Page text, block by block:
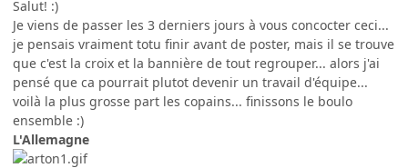
Salut! :)
Je viens de passer les 3 derniers jours à vous concocter ceci...
je pensais vraiment totu finir avant de poster, mais il se trouve
que c'est la croix et la bannière de tout regrouper... alors j'ai
pensé que ca pourrait plutot devenir un travail d'équipe...
voilà la plus grosse part les copains... finissons le boulo
ensemble :)
L'Allemagne